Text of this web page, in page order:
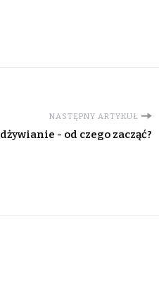
NASTĘPNY ARTYKUŁ
- od czego zacząć?